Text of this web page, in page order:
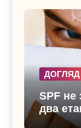
ДОГЛЯД
SPF не
два